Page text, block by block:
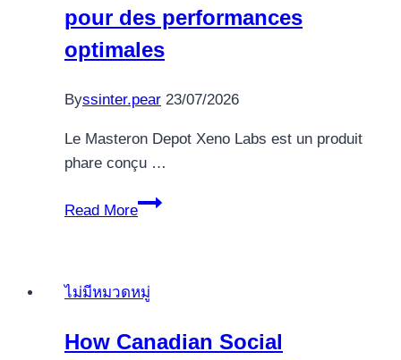
Slot
Machin
For
50
free
spins
monopoly
pour des performances
optimales
Byssinter.pear 23/07/2026
Le Masteron Depot Xeno Labs est un produit
phare conçu …
Read More
Masteron
pour
performances
ไม่มีหมวดหมู่
How Canadian Social